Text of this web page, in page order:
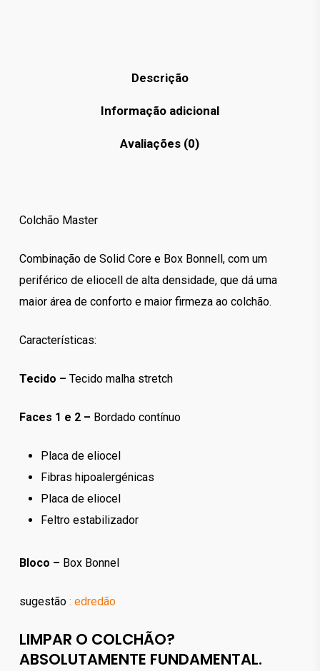
Descrição
Informação adicional
Avaliações (0)
Colchão Master
Combinação de Solid Core e Box Bonnell, com um
periférico de eliocell de alta densidade, que dá uma
maior área de conforto e maior firmeza ao colchão.
Características:
Tecido – Tecido malha stretch
Faces 1 e 2 – Bordado contínuo
Placa de eliocel
Fibras hipoalergénicas
Placa de eliocel
Feltro estabilizador
Bloco – Box Bonnel
sugestão : edredão
LIMPAR O COLCHÃO?
ABSOLUTAMENTE FUNDAMENTAL.